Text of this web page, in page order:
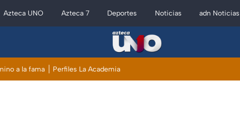
Azteca UNO Azteca 7 Deportes Noticias adn Noticias
a la fama Perfiles La Academia